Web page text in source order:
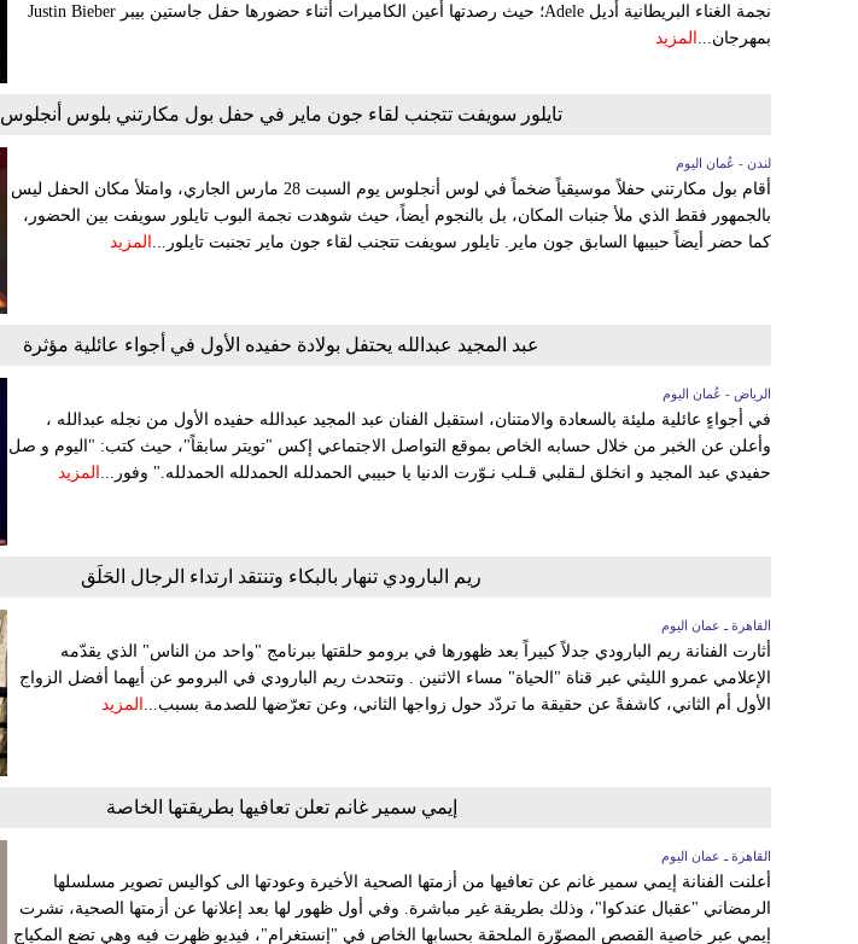
نجمة الغناء البريطانية أديل Adele؛ حيث رصدتها أعين الكاميرات أثناء حضورها حفل جاستين بيبر Justin Bieber
بمهرجان...
المزيد
تايلور سويفت تتجنب لقاء جون ماير في حفل بول مكارتني بلوس أنجلوس
لندن - عُمان اليوم
أقام بول مكارتني حفلاً موسيقياً ضخماً في لوس أنجلوس يوم السبت 28 مارس الجاري، وامتلأ مكان الحفل ليس
بالجمهور فقط الذي ملأ جنبات المكان، بل بالنجوم أيضاً، حيث شوهدت نجمة البوب تايلور سويفت بين الحضور،
كما حضر أيضاً حبيبها السابق جون ماير. تايلور سويفت تتجنب لقاء جون ماير تجنبت تايلور... المزيد
عبد المجيد عبدالله يحتفل بولادة حفيده الأول في أجواء عائلية مؤثرة
الرياض - عُمان اليوم
في أجواءٍ عائلية مليئة بالسعادة والامتنان، استقبل الفنان عبد المجيد عبدالله حفيده الأول من نجله عبدالله ،
وأعلن عن الخبر من خلال حسابه الخاص بموقع التواصل الاجتماعي إكس "تويتر سابقاً"، حيث كتب: "اليوم و صل
حفيدي عبد المجيد و انخلق لـقلبي قـلب نـوّرت الدنيا يا حبيبي الحمدلله الحمدلله الحمدلله." وفور... المزيد
ريم البارودي تنهار بالبكاء وتنتقد ارتداء الرجال الحَلَق
القاهرة ـ عمان اليوم
أثارت الفنانة ريم البارودي جدلاً كبيراً بعد ظهورها في برومو حلقتها ببرنامج "واحد من الناس" الذي يقدّمه
الإعلامي عمرو الليثي عبر قناة "الحياة" مساء الاثنين . وتتحدث ريم البارودي في البرومو عن أيهما أفضل الزواج
الأول أم الثاني، كاشفةً عن حقيقة ما تردّد حول زواجها الثاني، وعن تعرّضها للصدمة بسبب... المزيد
إيمي سمير غانم تعلن تعافيها بطريقتها الخاصة
القاهرة ـ عمان اليوم
أعلنت الفنانة إيمي سمير غانم عن تعافيها من أزمتها الصحية الأخيرة وعودتها الى كواليس تصوير مسلسلها
الرمضاني "عقبال عندكوا"، وذلك بطريقة غير مباشرة. وفي أول ظهور لها بعد إعلانها عن أزمتها الصحية، نشرت
إيمي عبر خاصية القصص المصوّرة الملحقة بحسابها الخاص في "إنستغرام"، فيديو ظهرت فيه وهي تضع المكياج